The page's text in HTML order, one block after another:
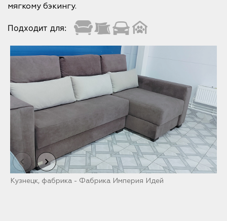
мягкому бэкингу.
Подходит для:
Кузнецк, фабрика - Фабрика Империя Идей